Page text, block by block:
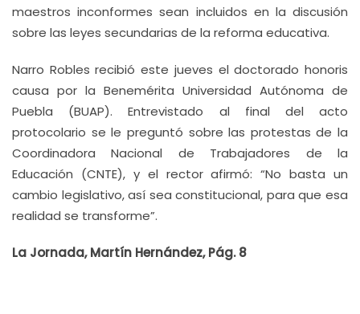
maestros inconformes sean incluidos en la discusión
sobre las leyes secundarias de la reforma educativa.
Narro Robles recibió este jueves el doctorado honoris
causa por la Benemérita Universidad Autónoma de
Puebla (BUAP). Entrevistado al final del acto
protocolario se le preguntó sobre las protestas de la
Coordinadora Nacional de Trabajadores de la
Educación (CNTE), y el rector afirmó: “No basta un
cambio legislativo, así sea constitucional, para que esa
realidad se transforme”.
La Jornada, Martín Hernández, Pág. 8